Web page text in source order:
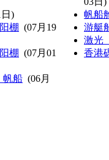
)
棚 (07月19
棚 (07月01
帆船 (06月
帆船
游艇
激光
香港